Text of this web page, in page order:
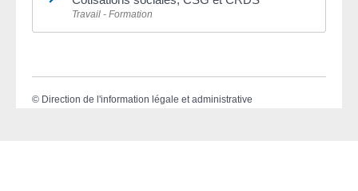
Travail - Formation
© Direction de l'information légale et administrative